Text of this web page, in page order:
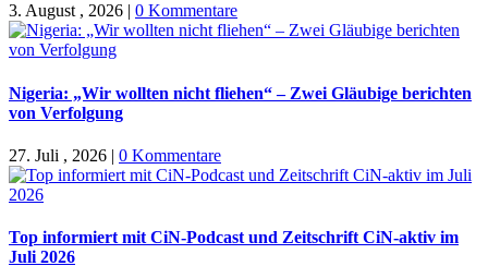
3. August , 2026 | 0 Kommentare
Nigeria: „Wir wollten nicht fliehen“ – Zwei Gläubige berichten
von Verfolgung
27. Juli , 2026 | 0 Kommentare
Top informiert mit CiN-Podcast und Zeitschrift CiN-aktiv im
Juli 2026